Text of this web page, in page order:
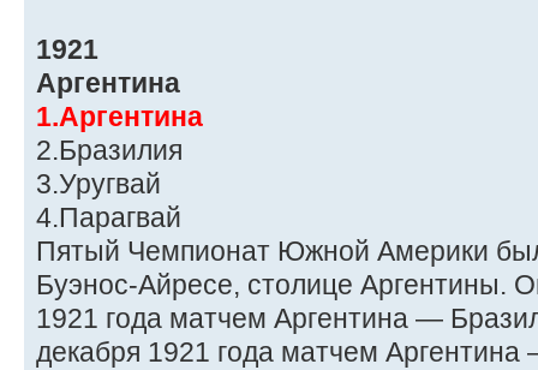
1921
Аргентина
1.Аргентина
2.Бразилия
3.Уругвай
4.Парагвай
Пятый Чемпионат Южной Америки
Буэнос-Айресе, столице Аргентины.
1921 года матчем Аргентина —
декабря 1921 года матчем Аргентина